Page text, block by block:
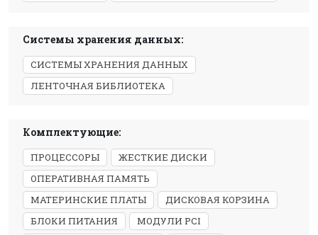
Системы хранения данных:
СИСТЕМЫ ХРАНЕНИЯ ДАННЫХ
ЛЕНТОЧНАЯ БИБЛИОТЕКА
Комплектующие:
ПРОЦЕССОРЫ
ЖЕСТКИЕ ДИСКИ
ОПЕРАТИВНАЯ ПАМЯТЬ
МАТЕРИНСКИЕ ПЛАТЫ
ДИСКОВАЯ КОРЗИНА
БЛОКИ ПИТАНИЯ
МОДУЛИ PCI